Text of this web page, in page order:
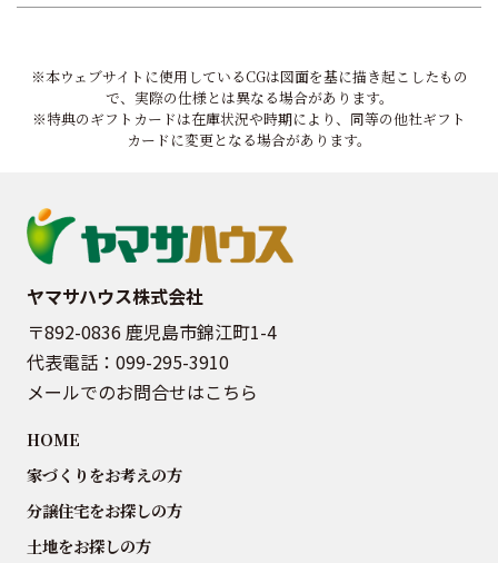
※本ウェブサイトに使用しているCGは図面を基に描き起こしたもの
で、実際の仕様とは異なる場合があります。
※特典のギフトカードは在庫状況や時期により、同等の他社ギフト
カードに変更となる場合があります。
ヤマサハウス株式会社
〒892-0836 鹿児島市錦江町1-4
代表電話： 099-295-3910
メールでのお問合せはこちら
HOME
家づくりをお考えの方
分譲住宅をお探しの方
土地をお探しの方